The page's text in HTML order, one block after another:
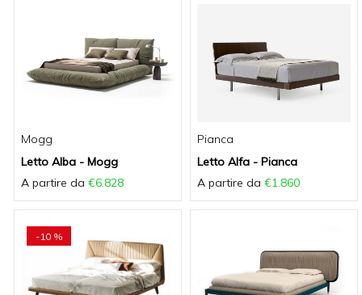
Mogg
Letto Alba - Mogg
A partire da €6.828
Pianca
Letto Alfa - Pianca
A partire da €1.860
-10 %